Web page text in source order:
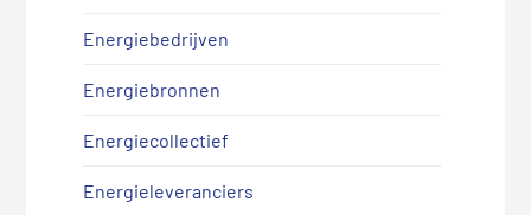
Energiebedrijven
Energiebronnen
Energiecollectief
Energieleveranciers